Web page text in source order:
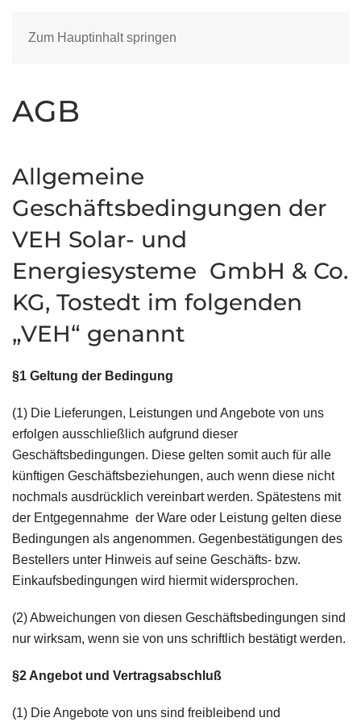
Zum Hauptinhalt springen
AGB
Allgemeine
Geschäftsbedingungen der
VEH Solar- und
Energiesysteme GmbH & Co.
KG, Tostedt im folgenden
„VEH“ genannt
§1 Geltung der Bedingung
(1) Die Lieferungen, Leistungen und Angebote von uns
erfolgen ausschließlich auf­grund dieser
Geschäftsbedingungen. Diese gelten somit auch für alle
künftigen Geschäftsbeziehungen, auch wenn diese nicht
nochmals ausdrücklich verein­bart werden. Spätestens mit
der Entgegennahme der Ware oder Leistung gel­ten diese
Bedingungen als angenommen. Gegenbestätigungen des
Bestellers unter Hinweis auf seine Geschäfts- bzw.
Einkaufsbedingungen wird hiermit widersprochen.
(2) Abweichungen von diesen Geschäftsbedingungen sind
nur wirksam, wenn sie von uns schriftlich bestätigt werden.
§2 Angebot und Vertragsabschluß
(1) Die Angebote von uns sind freibleibend und